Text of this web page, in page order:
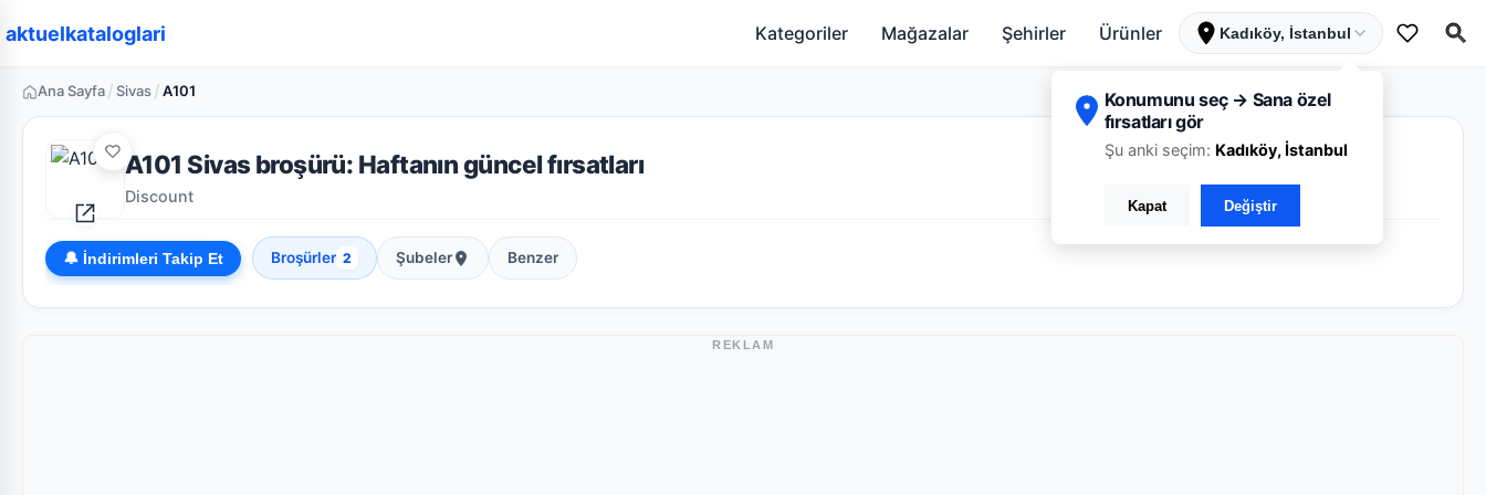
aktuelkataloglari Kategoriler Mağazalar Şehirler Ürünler Kadıköy, İstanbul
Konumunu seç → Sana özel
fırsatları gör
Şu anki seçim: Kadıköy, İstanbul
Kapat Değiştir
Ana Sayfa/ Sivas/A101
A101 Sivas broşürü: Haftanın güncel fırsatları
Discount
🔔 İndirimleri Takip Et Broşürler 2 Şubeler Benzer
REKLAM